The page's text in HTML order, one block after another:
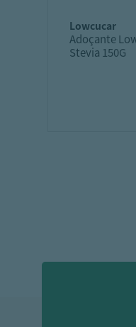
lowcucar
Adoçante
Stevia 150G